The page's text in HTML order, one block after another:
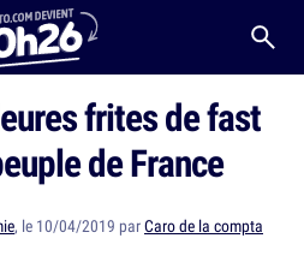
frites de fast
de France
, le 10/04/2019 parCaro de la compta